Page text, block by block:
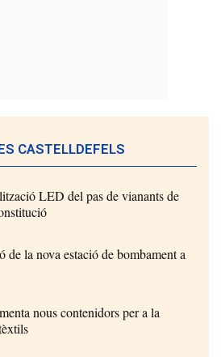
CASTELLDEFELS
LED del pas de vianants de
de la nova estació de bombament a
nous contenidors per a la